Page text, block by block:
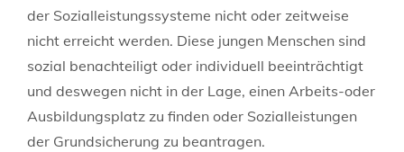
der Sozialleistungssysteme nicht oder zeitweise
nicht erreicht werden. Diese jungen Menschen sind
sozial benachteiligt oder individuell beeinträchtigt
und deswegen nicht in der Lage, einen Arbeits-oder
Ausbildungsplatz zu finden oder Sozialleistungen
der Grundsicherung zu beantragen.